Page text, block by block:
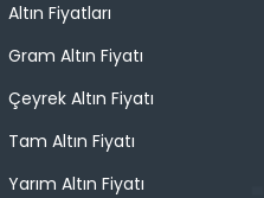
Altın Fiyatları
Gram Altın Fiyatı
Çeyrek Altın Fiyatı
Tam Altın Fiyatı
Yarım Altın Fiyatı